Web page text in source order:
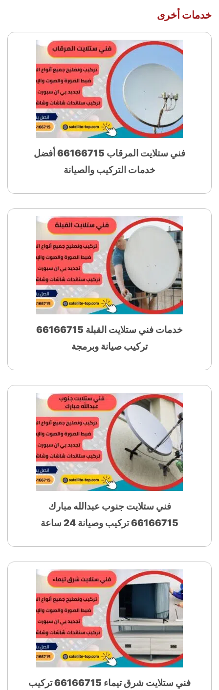
خدمات أخرى
فني ستلايت المرقاب 66166715 أفضل
خدمات التركيب والصيانة
خدمات فني ستلايت القبلة 66166715
تركيب صيانة وبرمجة
فني ستلايت جنوب عبدالله مبارك
66166715 تركيب وصيانة 24 ساعة
فني ستلايت شرق تيماء 66166715 تركيب